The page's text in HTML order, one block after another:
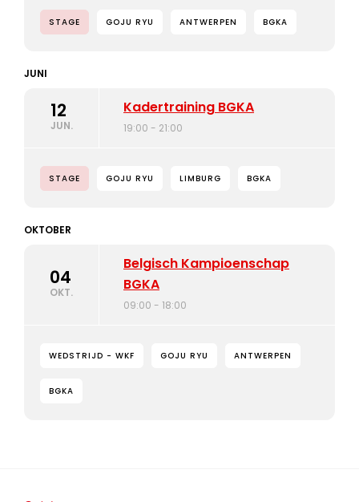
STAGE GOJU RYU ANTWERPEN BGKA
JUNI
12
JUN.
Kadertraining BGKA
19:00 - 21:00
STAGE GOJU RYU LIMBURG BGKA
OKTOBER
04
OKT.
Belgisch Kampioenschap
BGKA
09:00 - 18:00
WEDSTRIJD - WKF GOJU RYU ANTWERPEN
BGKA